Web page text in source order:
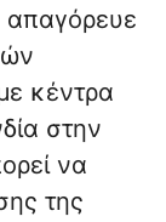
απαγόρευε
κέντρα
στην
να
της